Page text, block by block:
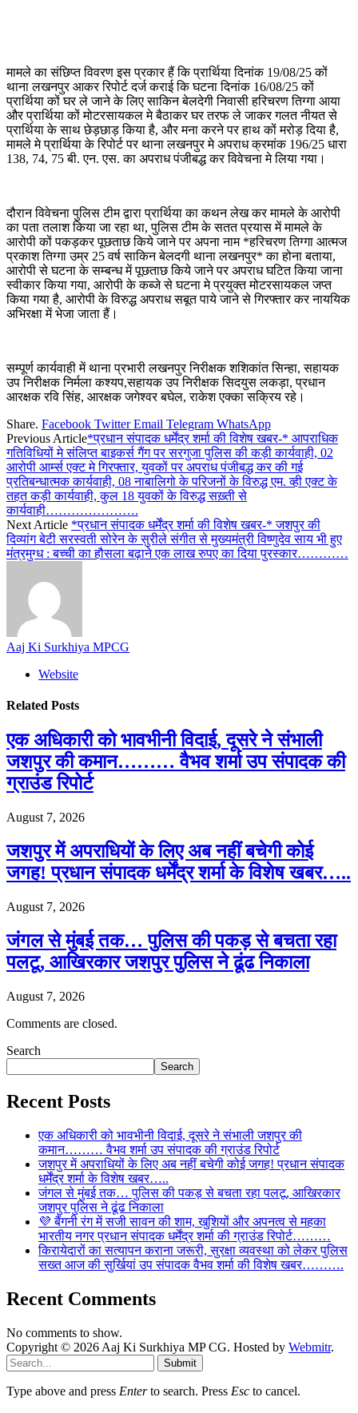
मामले का संछिप्त विवरण इस प्रकार हैं कि प्रार्थिया दिनांक 19/08/25 कों
थाना लखनपुर आकर रिपोर्ट दर्ज कराई कि घटना दिनांक 16/08/25 कों
प्रार्थिया कों घर ले जाने के लिए साकिन बेलदेगी निवासी हरिचरण तिग्गा आया
और प्रार्थिया कों मोटरसायकल मे बैठाकर घर तरफ ले जाकर गलत नीयत से
प्रार्थिया के साथ छेड़छाड़ किया है, और मना करने पर हाथ कों मरोड़ दिया है,
मामले मे प्रार्थिया के रिपोर्ट पर थाना लखनपुर मे अपराध क्रमांक 196/25 धारा
138, 74, 75 बी. एन. एस. का अपराध पंजीबद्ध कर विवेचना मे लिया गया।
दौरान विवेचना पुलिस टीम द्वारा प्रार्थिया का कथन लेख कर मामले के आरोपी
का पता तलाश किया जा रहा था, पुलिस टीम के सतत प्रयास में मामले के
आरोपी कों पकड़कर पूछताछ किये जाने पर अपना नाम *हरिचरण तिग्गा आत्मज
प्रकाश तिग्गा उम्र 25 वर्ष साकिन बेलदगी थाना लखनपुर* का होना बताया,
आरोपी से घटना के सम्बन्ध में पूछताछ किये जाने पर अपराध घटित किया जाना
स्वीकार किया गया, आरोपी के कब्जे से घटना मे प्रयुक्त मोटरसायकल जप्त
किया गया है, आरोपी के विरुद्ध अपराध सबूत पाये जाने से गिरफ्तार कर नाययिक
अभिरक्षा में भेजा जाता हैं।
सम्पूर्ण कार्यवाही में थाना प्रभारी लखनपुर निरीक्षक शशिकांत सिन्हा, सहायक
उप निरीक्षक निर्मला कश्यप,सहायक उप निरीक्षक सिदयुस लकड़ा, प्रधान
आरक्षक रवि सिंह, आरक्षक जगेश्वर बघेल, राकेश एक्का सक्रिय रहे।
Share. Facebook Twitter Email Telegram WhatsApp
Previous Article*प्रधान संपादक धर्मेंद्र शर्मा की विशेष खबर-* आपराधिक
गतिविधियों मे संलिप्त बाइकर्स गैंग पर सरगुजा पुलिस की कड़ी कार्यवाही, 02
आरोपी आर्म्स एक्ट मे गिरफ्तार, युवकों पर अपराध पंजीबद्ध कर की गई
प्रतिबन्धात्मक कार्यवाही, 08 नाबालिगो के परिजनों के विरुद्ध एम. व्ही एक्ट के
तहत कड़ी कार्यवाही, कुल 18 युवकों के विरुद्ध सख़्ती से
कार्यवाही………………….
Next Article *प्रधान संपादक धर्मेंद्र शर्मा की विशेष खबर-* जशपुर की
दिव्यांग बेटी सरस्वती सोरेन के सुरीले संगीत से मुख्यमंत्री विष्णुदेव साय भी हुए
मंत्रमुग्ध : बच्ची का हौसला बढ़ाने एक लाख रुपए का दिया पुरस्कार…………
Aaj Ki Surkhiya MPCG
Website
Related Posts
एक अधिकारी को भावभीनी विदाई, दूसरे ने संभाली
जशपुर की कमान……… वैभव शर्मा उप संपादक की
ग्राउंड रिपोर्ट
August 7, 2026
जशपुर में अपराधियों के लिए अब नहीं बचेगी कोई
जगह! प्रधान संपादक धर्मेंद्र शर्मा के विशेष खबर…..
August 7, 2026
जंगल से मुंबई तक… पुलिस की पकड़ से बचता रहा
पलटू, आखिरकार जशपुर पुलिस ने ढूंढ निकाला
August 7, 2026
Comments are closed.
Search
Search
Recent Posts
एक अधिकारी को भावभीनी विदाई, दूसरे ने संभाली जशपुर की
कमान……… वैभव शर्मा उप संपादक की ग्राउंड रिपोर्ट
जशपुर में अपराधियों के लिए अब नहीं बचेगी कोई जगह! प्रधान संपादक
धर्मेंद्र शर्मा के विशेष खबर…..
जंगल से मुंबई तक… पुलिस की पकड़ से बचता रहा पलटू, आखिरकार
जशपुर पुलिस ने ढूंढ निकाला
💜 बैंगनी रंग में सजी सावन की शाम, खुशियों और अपनत्व से महका
भारतीय नगर प्रधान संपादक धर्मेंद्र शर्मा की ग्राउंड रिपोर्ट………
किरायेदारों का सत्यापन कराना जरूरी, सुरक्षा व्यवस्था को लेकर पुलिस
सख्त आज की सुर्खियां उप संपादक वैभव शर्मा की विशेष खबर……….
Recent Comments
No comments to show.
Copyright © 2026 Aaj Ki Surkhiya MP CG. Hosted by Webmitr.
Submit
Type above and press Enterto search. Press Esc to cancel.